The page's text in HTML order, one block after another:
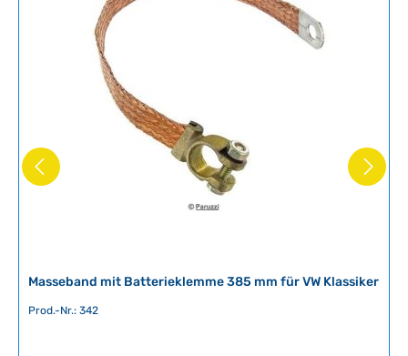
Masseband mit Batterieklemme 385 mm für VW Klassiker
Prod.-Nr.: 342